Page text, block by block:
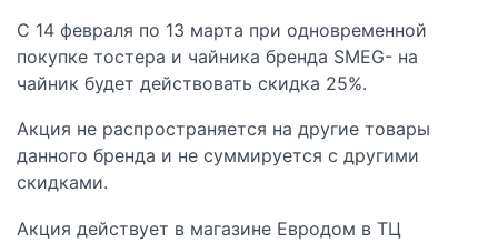
С 14 февраля по 13 марта при одновременной
покупке тостера и чайника бренда SMEG- на
чайник будет действовать скидка 25%.
Акция не распространяется на другие товары
данного бренда и не суммируется с другими
скидками.
Акция действует в магазине Евродом в ТЦ